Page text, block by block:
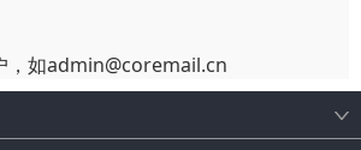
，如admin@coremail.cn